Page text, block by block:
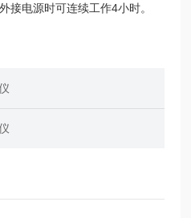
接电源时可连续工作4小时。